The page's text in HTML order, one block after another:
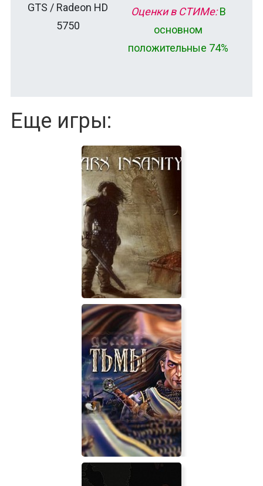
GTS / Radeon HD
5750
Оценки в СТИМе: В
основном
положительные 74%
Еще игры:
Arx Fatalis: Insanity Overhaul